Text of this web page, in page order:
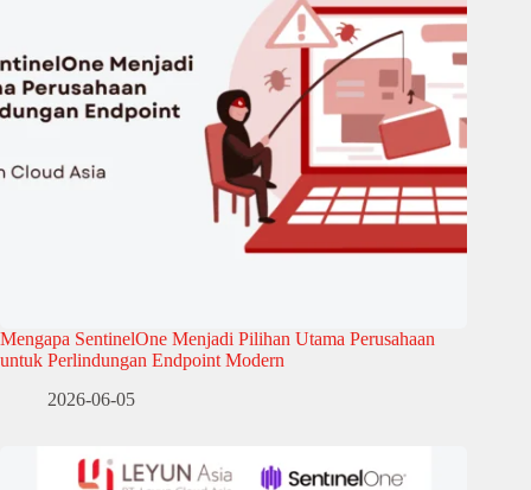
Mengapa SentinelOne Menjadi Pilihan Utama Perusahaan
untuk Perlindungan Endpoint Modern
2026-06-05